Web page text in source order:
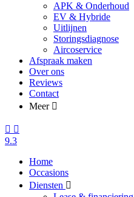
APK & Onderhoud
EV & Hybride
Uitlijnen
Storingsdiagnose
Aircoservice
Afspraak maken
Over ons
Reviews
Contact
Meer
9.3
Home
Occasions
Diensten